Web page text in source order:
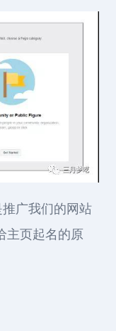
推广我们的网站
主页起名的原